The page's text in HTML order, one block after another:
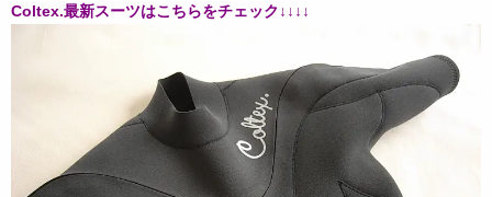
Coltex.最新スーツはこちらをチェック↓↓↓↓